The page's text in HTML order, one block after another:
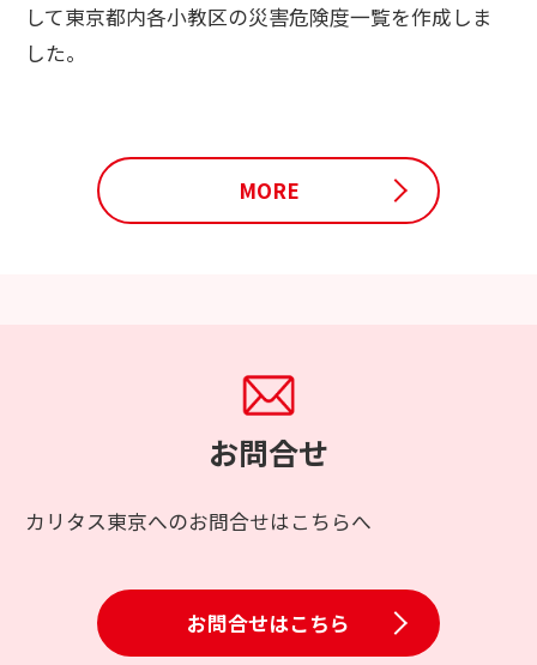
して東京都内各小教区の災害危険度一覧を作成しま
した。
MORE
お問合せ
カリタス東京へのお問合せはこちらへ
お問合せはこちら